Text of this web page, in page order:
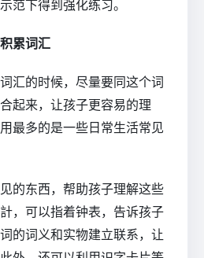
范下得到强化练习。
累词汇
汇的时候，尽量要同这个词
起来，让孩子更容易的理
最多的是一些日常生活常见
的东西，帮助孩子理解这些
，可以指着钟表，告诉孩子
的词义和实物建立联系，让